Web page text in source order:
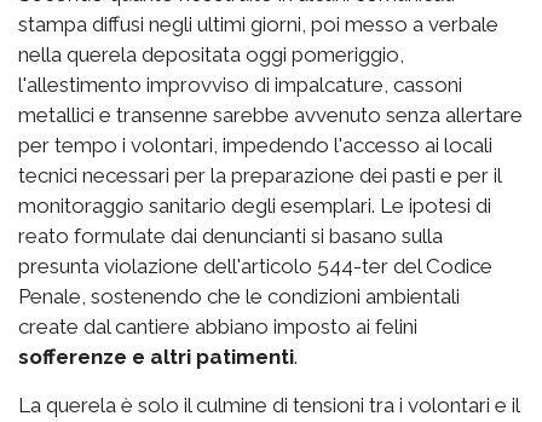
stampa diffusi negli ultimi giorni, poi messo a verbale
nella querela depositata oggi pomeriggio,
l'allestimento improvviso di impalcature, cassoni
metallici e transenne sarebbe avvenuto senza allertare
per tempo i volontari, impedendo l'accesso ai locali
tecnici necessari per la preparazione dei pasti e per il
monitoraggio sanitario degli esemplari. Le ipotesi di
reato formulate dai denuncianti si basano sulla
presunta violazione dell'articolo 544-ter del Codice
Penale, sostenendo che le condizioni ambientali
create dal cantiere abbiano imposto ai felini
sofferenze e altri patimenti.
La querela è solo il culmine di tensioni tra i volontari e il